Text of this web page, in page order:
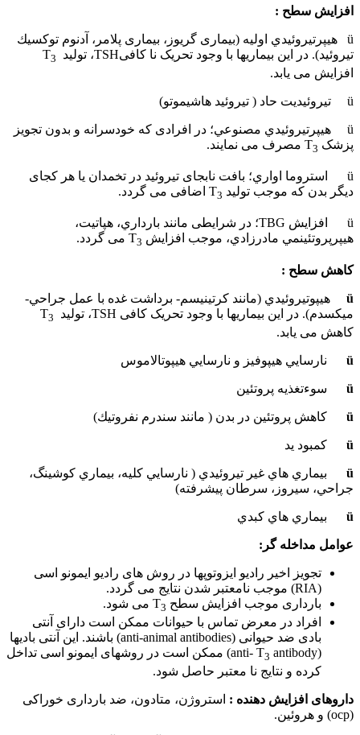
افزایش سطح :
ü هيپرتيروئيدي اوليه (بیماری گريوز، بیماری پلامر، آدنوم توكسيك
تيروئيد). در این بیماریها با وجود تحریک نا کافیTSH، تولید T
3
افزایش می یابد.
ü تيروئيديت حاد ( تيروئيد هاشيموتو)
ü هيپرتيروئيدي مصنوعي؛ در افرادی که خودسرانه و بدون تجویز
پزشک T 3 مصرف می نمایند.
ü استروما اواري؛ بافت نابجای تیروئید در تخمدان یا هر کجای
دیگر بدن که موجب تولید T 3 اضافی می گردد.
ü افزايش TBG؛ در شرایطی مانند بارداري، هپاتيت،
هيپرپروتئينمي مادرزادي، موجب افزایش T 3 می گردد.
کاهش سطح :
ü
هيپوتيروئيدي (مانند كرتينيسم- برداشت غده با عمل جراحي-
ميكسدم). در این بیماریها با وجود تحریک کافی TSH، تولید T
3
کاهش می یابد.
ü نارسايي هيپوفيز و نارسايي هيپوتالاموس
ü سوءتغذيه پروتئين
ü كاهش پروتئين در بدن ( مانند سندرم نفروتيك)
ü كمبود يد
ü
بيماري هاي غير تيروئيدي ( نارسايي كليه، بيماري كوشينگ،
جراحي، سيروز، سرطان پيشرفته)
ü بيماري هاي كبدي
عوامل مداخله گر:
تجویز اخیر رادیو ایزوتوپها در روش های رادیو ایمونو اسی
(RIA) موجب نامعتبر شدن نتایج می گردد.
بارداری موجب افزایش سطح T 3
می شود.
افراد در معرض تماس با حیوانات ممکن است دارای آنتی
بادی ضد حیوانی (anti-animal antibodies) باشند. این آنتی بادیها
(anti- T
3
antibody) ممکن است در روشهای ایمونو اسی تداخل
کرده و نتایج نا معتبر حاصل شود.
داروهای افزایش دهنده : استروژن، متادون، ضد بارداری خوراکی
(ocp) و هروئين.